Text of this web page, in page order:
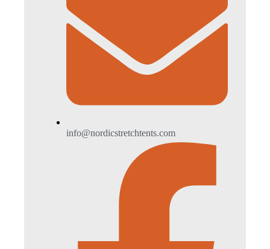
info@nordicstretchtents.com